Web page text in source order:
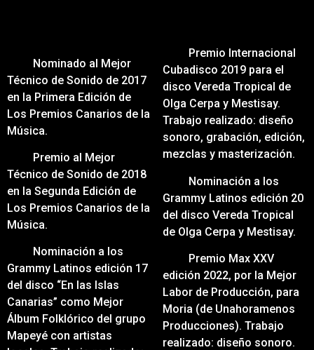
Nominado al Mejor
Técnico de Sonido de 2017
en la Primera Edición de
Los Premios Canarios de la
Música.
Premio al Mejor
Técnico de Sonido de 2018
en la Segunda Edición de
Los Premios Canarios de la
Música.
Nominación a los
Grammy Latinos edición 17
del disco “En las Islas
Canarias” como Mejor
Álbum Folklórico del grupo
Mapeyé con artistas
Premio Internacional
Cubadisco 2019 para el
disco Vereda Tropical de
Olga Cerpa y Mestisay.
Trabajo realizado: diseño
sonoro, grabación, edición,
mezclas y masterización.
Nominación a los
Grammy Latinos edición 20
del disco Vereda Tropical
de Olga Cerpa y Mestisay.
Premio Max XXV
edición 2022, por la Mejor
Labor de Producción, para
Moria (de Unahoramenos
Producciones). Trabajo
realizado: diseño sonoro.